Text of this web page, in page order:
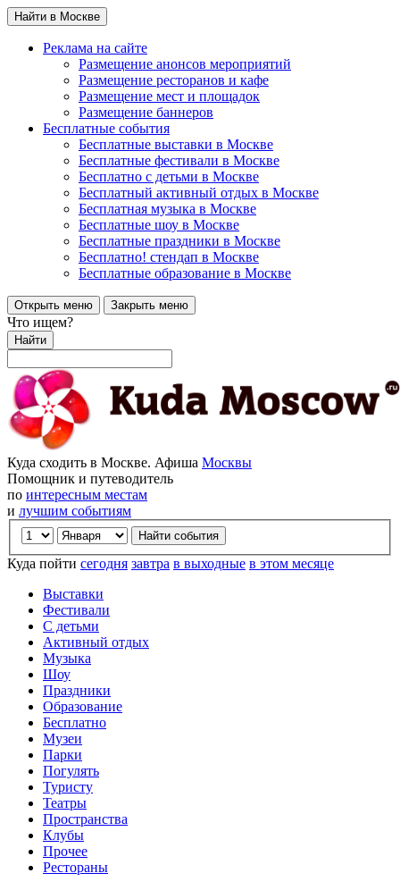
Найти в Москве
Реклама на сайте
Размещение анонсов мероприятий
Размещение ресторанов и кафе
Размещение мест и площадок
Размещение баннеров
Бесплатные события
Бесплатные выставки в Москве
Бесплатные фестивали в Москве
Бесплатно с детьми в Москве
Бесплатный активный отдых в Москве
Бесплатная музыка в Москве
Бесплатные шоу в Москве
Бесплатные праздники в Москве
Бесплатно! стендап в Москве
Бесплатные образование в Москве
Открыть меню Закрыть меню
Что ищем?
Найти
Куда сходить в Москве. Афиша Москвы
Помощник и путеводитель
по интересным местам
и лучшим событиям
Куда пойти сегодня завтра в выходные в этом месяце
Выставки
Фестивали
С детьми
Активный отдых
Музыка
Шоу
Праздники
Образование
Бесплатно
Музеи
Парки
Погулять
Туристу
Театры
Пространства
Клубы
Прочее
Рестораны